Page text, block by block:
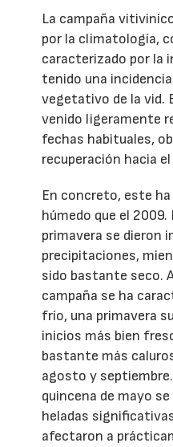
La campaña
por la climatología,
caracterizado por la
tenido una
vegetativo de la vid.
venido ligeramente
fechas habituales,
recuperación hacia
En concreto, este
húmedo que el
primavera se dieron
precipitaciones,
sido bastante seco.
campaña se ha
frío, una primavera
inicios más bien
bastante más
agosto y
quincena de mayo
heladas
afectaron a